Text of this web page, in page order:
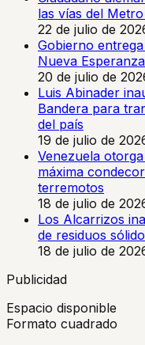
las vías del
22 de julio de
Gobierno
Nueva
20 de julio de
Luis Abinader
Bandera para
del país
19 de julio de
Venezuela
máxima
terremotos
18 de julio de
Los Alcarrizos
de residuos
18 de julio de
Publicidad
Espacio disponible
Formato cuadrado